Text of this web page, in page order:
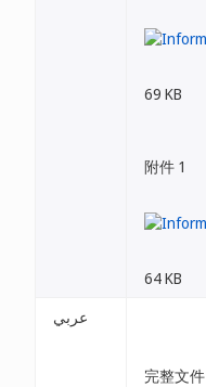
69 KB
附件 1
64 KB
عربي
完整文件